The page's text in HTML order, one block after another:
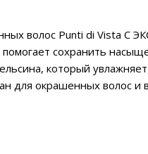
волос Punti di Vista С
сохранить
который
для окрашенных волос и